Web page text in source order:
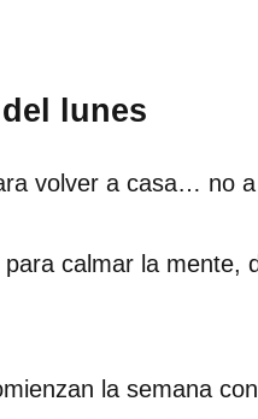
lunes
volver a casa… no
calmar la mente,
la semana